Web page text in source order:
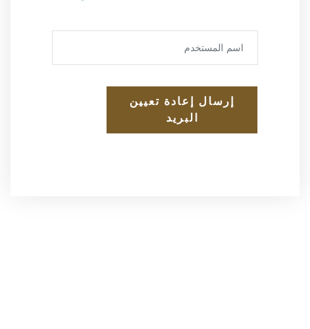
إرسال إعادة تعيين
البريد